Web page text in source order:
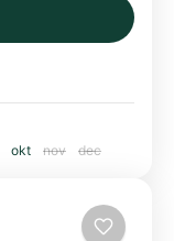
okt nov dec